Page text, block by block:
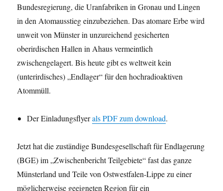
Bundesregierung, die Uranfabriken in Gronau und Lingen
in den Atomausstieg einzubeziehen. Das atomare Erbe wird
unweit von Münster in unzureichend gesicherten
oberirdischen Hallen in Ahaus vermeintlich
zwischengelagert. Bis heute gibt es weltweit kein
(unterirdisches) „Endlager“ für den hochradioaktiven
Atommüll.
Der Einladungsflyerals PDF zum download.
Jetzt hat die zuständige Bundesgesellschaft für Endlagerung
(BGE) im „Zwischenbericht Teilgebiete“ fast das ganze
Münsterland und Teile von Ostwestfalen-Lippe zu einer
möglicherweise geeigneten Region für ein